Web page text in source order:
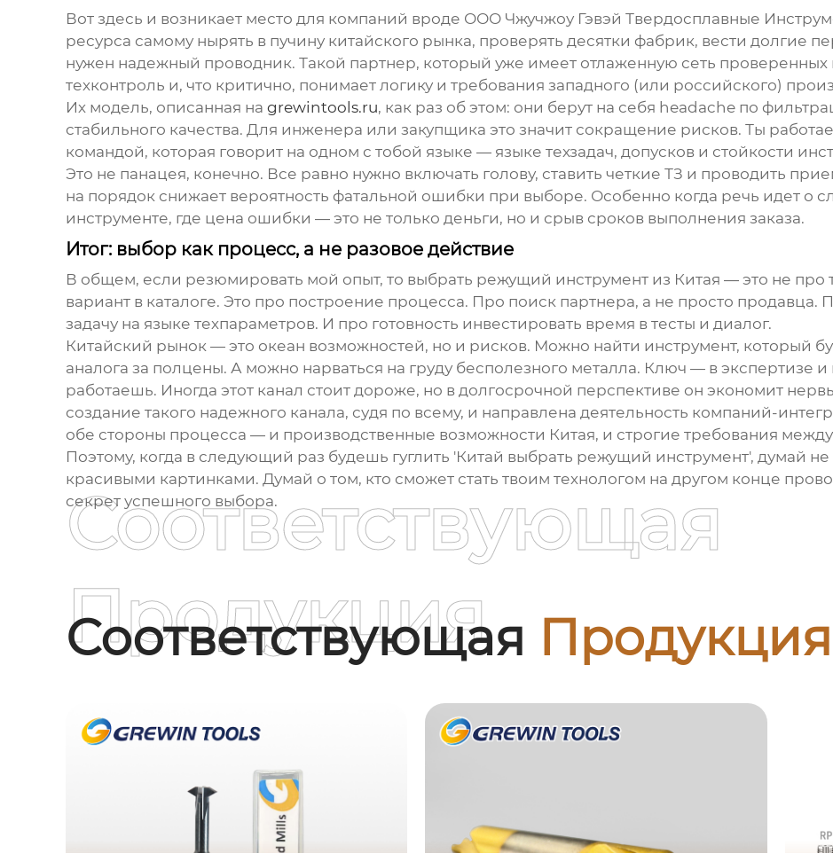
Вот здесь и возникает место для компаний вроде ООО Чжучжоу Гэвэй Твердосплавные
ресурса самому нырять в пучину китайского рынка, проверять десятки фабрик, вести долгие
нужен надежный проводник. Такой партнер, который уже имеет отлаженную сеть проверенных
техконтроль и, что критично, понимает логику и требования западного (или российского)
Их модель, описанная на grewintools.ru, как раз об этом: они берут на себя headache по
стабильного качества. Для инженера или закупщика это значит сокращение рисков. Ты
командой, которая говорит на одном с тобой языке — языке техзадач, допусков и стойкости
Это не панацея, конечно. Все равно нужно включать голову, ставить четкие ТЗ и проводить
на порядок снижает вероятность фатальной ошибки при выборе. Особенно когда речь идет о
инструменте, где цена ошибки — это не только деньги, но и срыв сроков выполнения заказа.
Итог: выбор как процесс, а не разовое действие
В общем, если резюмировать мой опыт, то выбрать режущий инструментиз Китая — это не про
вариант в каталоге. Это про построение процесса. Про поиск партнера, а не просто
задачу на языке техпараметров. И про готовность инвестировать время в тесты и диалог.
Китайский рынок — это океан возможностей, но и рисков. Можно найти инструмент, который
аналога за полцены. А можно нарваться на груду бесполезного металла. Ключ — в экспертизе
работаешь. Иногда этот канал стоит дороже, но в долгосрочной перспективе он экономит
создание такого надежного канала, судя по всему, и направлена деятельность компаний-
обе стороны процесса — и производственные возможности Китая, и строгие требования
Поэтому, когда в следующий раз будешь гуглить 'Китай выбрать режущий инструмент', думай
красивыми картинками. Думай о том, кто сможет стать твоим технологом на другом конце
секрет успешного выбора.
Соответствующая Продукция
Соответствующая
Продукция